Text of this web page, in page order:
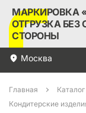
МАРКИРОВКА
ОТГРУЗКА
СТОРОНЫ
Москва
Главная
Кондитерские